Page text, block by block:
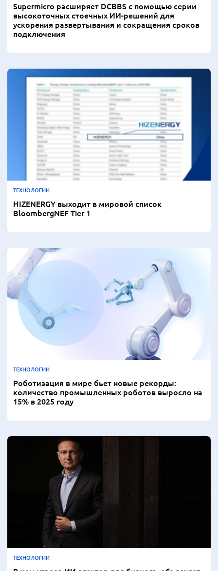
Supermicro расширяет DCBBS с помощью серии
высокоточных стоечных ИИ-решений для
ускорения развертывания и сокращения сроков
подключения
ТЕХНОЛОГИИ
HIZENERGY выходит в мировой список
BloombergNEF Tier 1
ТЕХНОЛОГИИ
Роботизация в мире бьет новые рекорды:
количество промышленных роботов выросло на
15% в 2025 году
ТЕХНОЛОГИИ